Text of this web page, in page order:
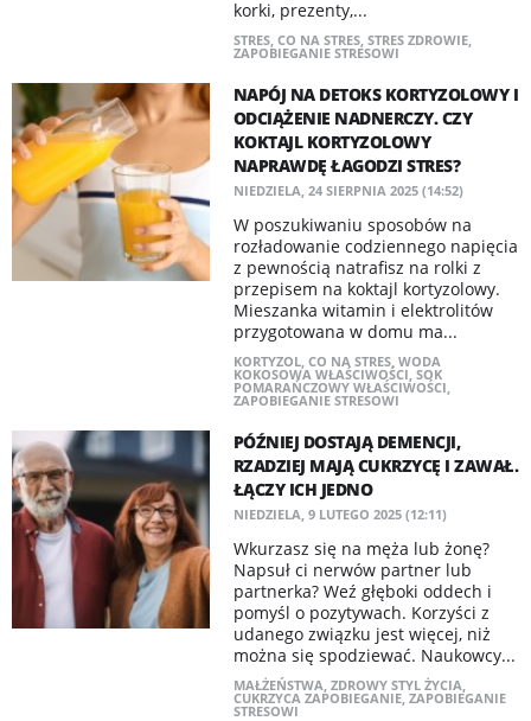
korki, prezenty,...
STRES, CO NA STRES, STRES ZDROWIE,
ZAPOBIEGANIE STRESOWI
NAPÓJ NA DETOKS KORTYZOLOWY I
ODCIĄŻENIE NADNERCZY. CZY
KOKTAJL KORTYZOLOWY
NAPRAWDĘ ŁAGODZI STRES?
NIEDZIELA, 24 SIERPNIA 2025 (14:52)
W poszukiwaniu sposobów na
rozładowanie codziennego napięcia
z pewnością natrafisz na rolki z
przepisem na koktajl kortyzolowy.
Mieszanka witamin i elektrolitów
przygotowana w domu ma...
KORTYZOL, CO NA STRES, WODA
KOKOSOWA WŁAŚCIWOŚCI, SOK
POMARAŃCZOWY WŁAŚCIWOŚCI,
ZAPOBIEGANIE STRESOWI
PÓŹNIEJ DOSTAJĄ DEMENCJI,
RZADZIEJ MAJĄ CUKRZYCĘ I ZAWAŁ.
ŁĄCZY ICH JEDNO
NIEDZIELA, 9 LUTEGO 2025 (12:11)
Wkurzasz się na męża lub żonę?
Napsuł ci nerwów partner lub
partnerka? Weź głęboki oddech i
pomyśl o pozytywach. Korzyści z
udanego związku jest więcej, niż
można się spodziewać. Naukowcy...
MAŁŻEŃSTWA, ZDROWY STYL ŻYCIA,
CUKRZYCA ZAPOBIEGANIE, ZAPOBIEGANIE
STRESOWI